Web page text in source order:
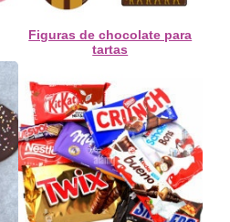
Figuras de chocolate para
tartas